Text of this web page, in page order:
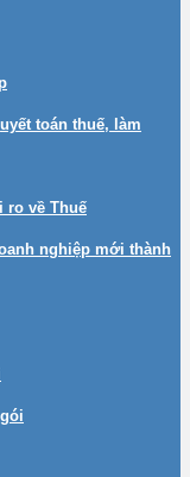
toán thuế, làm
ro về Thuế
nghiệp mới thành